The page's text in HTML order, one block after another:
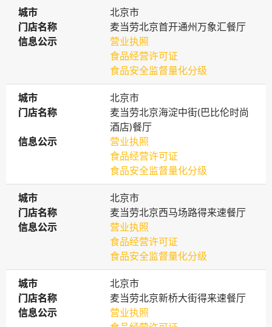
城市
城市
北京市
门店名称
门店名称
麦当劳北京首开通州万象汇餐厅
信息公示
信息公示
营业执照
食品经营许可证
食品安全监督量化分级
城市
城市
北京市
门店名称
门店名称
麦当劳北京海淀中街(巴比伦时尚
酒店)餐厅
信息公示
信息公示
营业执照
食品经营许可证
食品安全监督量化分级
城市
城市
北京市
门店名称
门店名称
麦当劳北京西马场路得来速餐厅
信息公示
信息公示
营业执照
食品经营许可证
食品安全监督量化分级
城市
城市
北京市
门店名称
门店名称
麦当劳北京新桥大街得来速餐厅
信息公示
信息公示
营业执照